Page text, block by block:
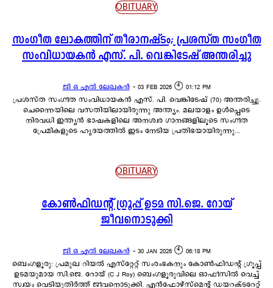
OBITUARY
സംഗീത ലോകത്തിന് തീരാനഷ്ടം; പ്രശസ്ത സംഗീത
സംവിധായകൻ എസ്. പി. വെങ്കിടേഷ് അന്തരിച്ചു
ജി ഒ എൽ ലേഖകൻ - 03 FEB 2026 🕙 01:12 PM
പ്രശസ്ത സംഗീത സംവിധായകൻ എസ്. പി. വെങ്കിടേഷ് (70) അന്തരിച്ചു.
ചെന്നൈയിലെ വസതിയിലായിരുന്നു അന്ത്യം. മലയാളം ഉൾപ്പെടെ
നിരവധി ഇന്ത്യൻ ഭാഷകളിലെ അനശ്വര ഗാനങ്ങളിലൂടെ സംഗീത
പ്രേമികളുടെ ഹൃദയത്തിൽ ഇടം നേടിയ പ്രതിഭയായിരുന്നു...
OBITUARY
കോൺഫിഡന്റ് ഗ്രൂപ്പ് ഉടമ സി.ജെ. റോയ്
ജീവനൊടുക്കി
ജി ഒ എൽ ലേഖകൻ - 30 JAN 2026 🕙 06:18 PM
ബെംഗളൂരു: പ്രമുഖ റിയൽ എസ്റ്റേറ്റ് സംരംഭകനും കോൺഫിഡന്റ് ഗ്രൂപ്പ്
ഉടമയുമായ സി.ജെ. റോയ് (C J Roy) ബെംഗളൂരുവിലെ ഓഫീസിൽ വെച്ച്
സ്വയം വെടിയുതിർത്ത് ജീവനൊടുക്കി. എൻഫോഴ്‌സ്‌മെന്റ് ഡയറക്ടറേറ്റ്